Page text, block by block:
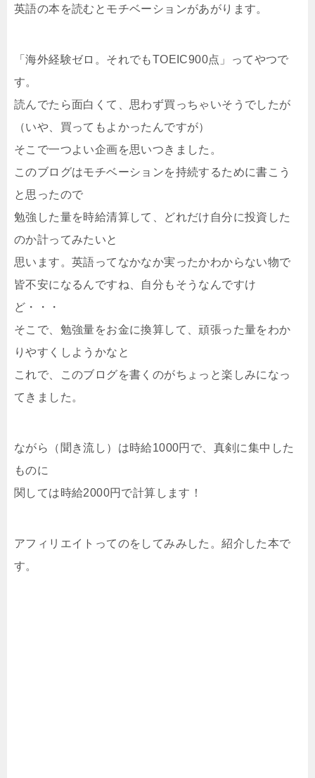
英語の本を読むとモチベーションがあがります。
「海外経験ゼロ。それでもTOEIC900点」ってやつで
す。
読んでたら面白くて、思わず買っちゃいそうでしたが
（いや、買ってもよかったんですが）
そこで一つよい企画を思いつきました。
このブログはモチベーションを持続するために書こう
と思ったので
勉強した量を時給清算して、どれだけ自分に投資した
のか計ってみたいと
思います。英語ってなかなか実ったかわからない物で
皆不安になるんですね、自分もそうなんですけ
ど・・・
そこで、勉強量をお金に換算して、頑張った量をわか
りやすくしようかなと
これで、このブログを書くのがちょっと楽しみになっ
てきました。
ながら（聞き流し）は時給1000円で、真剣に集中した
ものに
関しては時給2000円で計算します！
アフィリエイトってのをしてみみした。紹介した本で
す。